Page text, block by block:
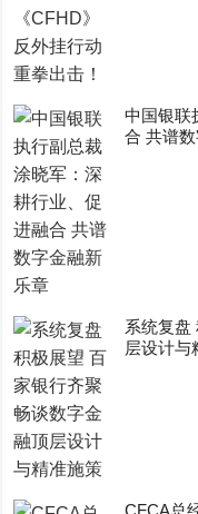
中国银联
合 共谱
系统复盘
层设计与
CFCA总